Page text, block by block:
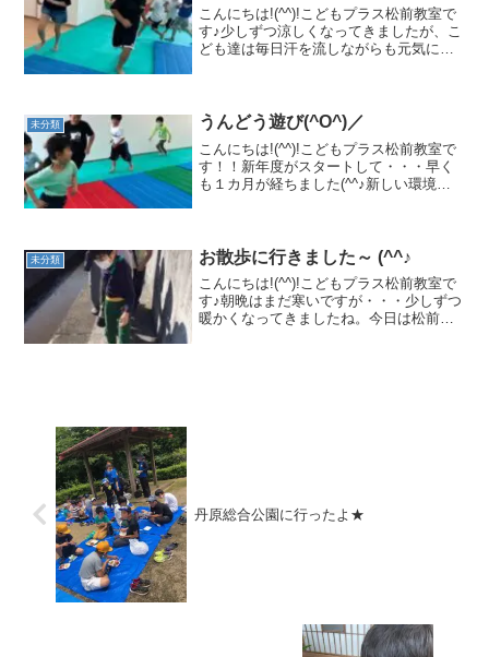
こんにちは!(^^)!こどもプラス松前教室で
す♪少しずつ涼しくなってきましたが、こ
ども達は毎日汗を流しながらも元気に活
未分類 うんどう遊び(^O^)／
こんにちは!(^^)!こどもプラス松前教室で
す！！新年度がスタートして・・・早く
も１カ月が経ちました(^^♪新しい環境に
す！！...
未分類 お散歩に行きました～ (^^♪
こんにちは!(^^)!こどもプラス松前教室で
す♪朝晩はまだ寒いですが・・・少しずつ
暖かくなってきましたね。今日は松前教
丹原総合公園に行ったよ★